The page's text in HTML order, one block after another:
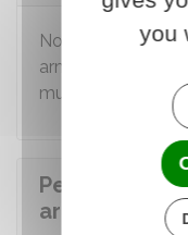
Non. Vous devez
arme de
munitions.
Peut-on
arme de
you